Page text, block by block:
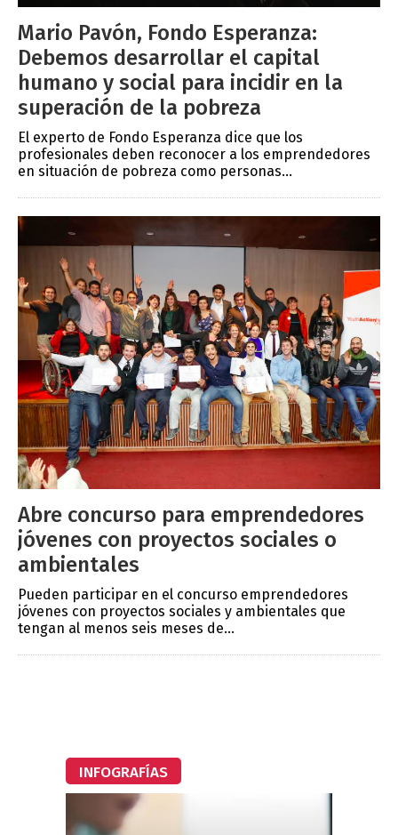
Mario Pavón, Fondo Esperanza:
Debemos desarrollar el capital
humano y social para incidir en la
superación de la pobreza
El experto de Fondo Esperanza dice que los
profesionales deben reconocer a los emprendedores
en situación de pobreza como personas...
Abre concurso para emprendedores
jóvenes con proyectos sociales o
ambientales
Pueden participar en el concurso emprendedores
jóvenes con proyectos sociales y ambientales que
tengan al menos seis meses de...
INFOGRAFÍAS